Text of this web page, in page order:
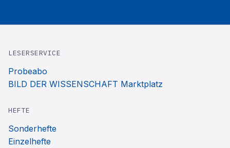
LESERSERVICE
Probeabo
BILD DER WISSENSCHAFT Marktplatz
HEFTE
Sonderhefte
Einzelhefte